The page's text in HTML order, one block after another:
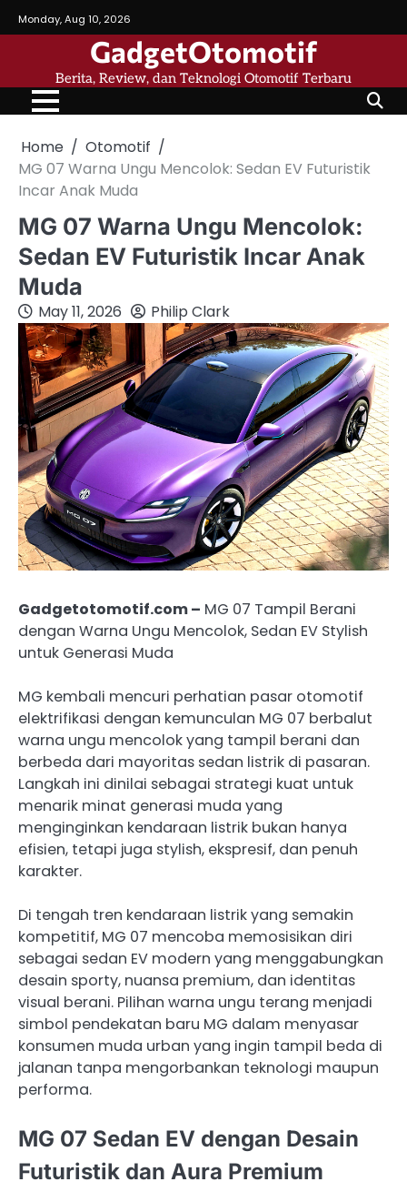
to
Monday, Aug 10, 2026
GadgetOtomotif
Berita, Review, dan Teknologi Otomotif Terbaru
Home
Otomotif
MG 07 Warna Ungu Mencolok: Sedan EV Futuristik
Incar Anak Muda
MG 07 Warna Ungu Mencolok:
Sedan EV Futuristik Incar Anak
Muda
May 11, 2026 Philip Clark
Gadgetotomotif.com – MG 07 Tampil Berani
dengan Warna Ungu Mencolok, Sedan EV Stylish
untuk Generasi Muda
MG kembali mencuri perhatian pasar otomotif
elektrifikasi dengan kemunculan MG 07 berbalut
warna ungu mencolok yang tampil berani dan
berbeda dari mayoritas sedan listrik di pasaran.
Langkah ini dinilai sebagai strategi kuat untuk
menarik minat generasi muda yang
menginginkan kendaraan listrik bukan hanya
efisien, tetapi juga stylish, ekspresif, dan penuh
karakter.
Di tengah tren kendaraan listrik yang semakin
kompetitif, MG 07 mencoba memosisikan diri
sebagai sedan EV modern yang menggabungkan
desain sporty, nuansa premium, dan identitas
visual berani. Pilihan warna ungu terang menjadi
simbol pendekatan baru MG dalam menyasar
konsumen muda urban yang ingin tampil beda di
jalanan tanpa mengorbankan teknologi maupun
performa.
MG 07 Sedan EV dengan Desain
Futuristik dan Aura Premium